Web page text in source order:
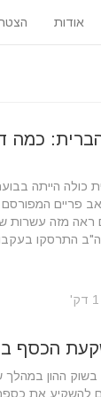
אודות
כמה
כולה הייתה
פריים
ראה מזה עשרות
התרסקו
הכסף
להשקיע את